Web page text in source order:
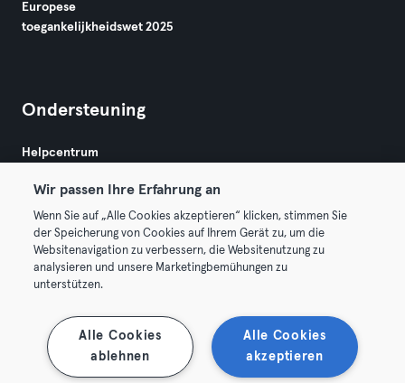
Europese
toegankelijkheidswet 2025
Ondersteuning
Helpcentrum
Algemene Voorwaarden
Membership opzeggen Trek hier je contract terug
Wir passen Ihre Erfahrung an
Wenn Sie auf „Alle Cookies akzeptieren“ klicken, stimmen Sie
der Speicherung von Cookies auf Ihrem Gerät zu, um die
Websitenavigation zu verbessern, die Websitenutzung zu
analysieren und unsere Marketingbemühungen zu
unterstützen.
Alle Cookies
akzeptieren
Alle Cookies
ablehnen